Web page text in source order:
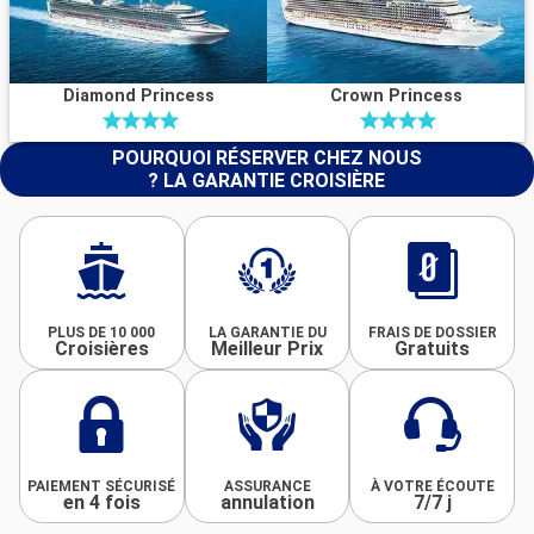
Diamond Princess Crown Princess
POURQUOI RÉSERVER CHEZ NOUS
? LA GARANTIE CROISIÈRE
PLUS DE 10 000
Croisières
LA GARANTIE DU
Meilleur Prix
FRAIS DE DOSSIER
Gratuits
PAIEMENT SÉCURISÉ
en 4 fois
ASSURANCE
annulation
À VOTRE ÉCOUTE
7/7 j